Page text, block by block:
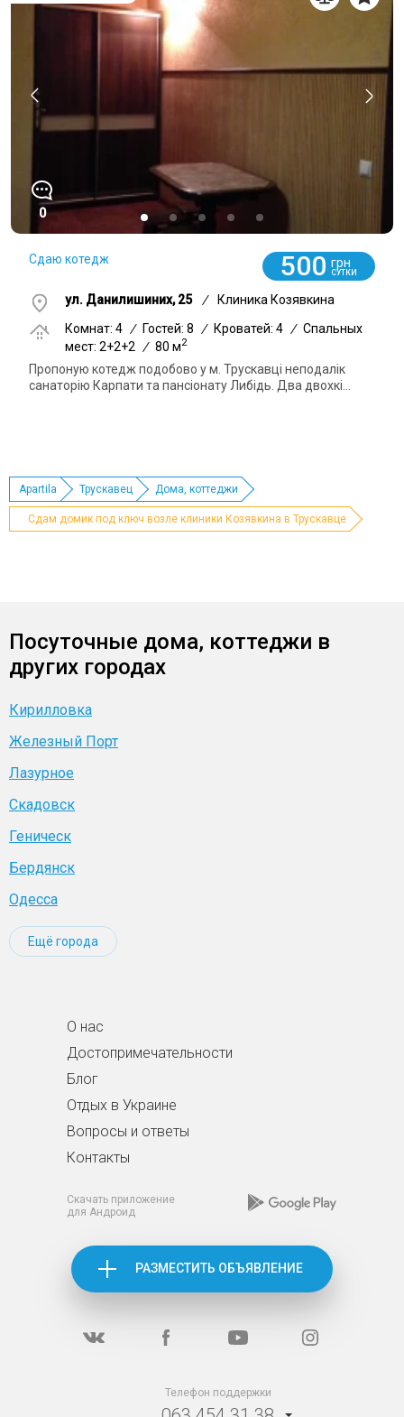
0
Сдаю котедж 500 грн
СУТКИ
ул. Данилишиних, 25 /
Клиника Козявкина
Комнат: 4 / Гостей: 8 / Кроватей: 4 / Спальных
мест: 2+2+2
/ 80 м2
Пропоную котедж подобово у м. Трускавці неподалік
санаторію Карпати та пансіонату Либідь. Два двохкі...
Apartila Трускавец Дома, коттеджи
Сдам домик под ключ возле клиники Козявкина в Трускавце
Посуточные дома, коттеджи в
других городах
Кирилловка
Железный Порт
Лазурное
Скадовск
Геническ
Бердянск
Одесса
Ещё города
О нас
Достопримечательности
Блог
Отдых в Украине
Вопросы и ответы
Контакты
Скачать приложение
для Андроид
РАЗМЕСТИТЬ ОБЪЯВЛЕНИЕ
Телефон поддержки